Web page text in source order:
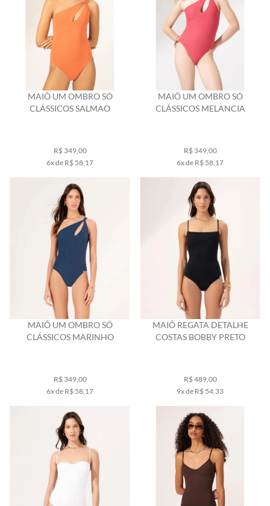
MAIÔ UM OMBRO SÓ
CLÁSSICOS SALMAO
R$ 349,00
6x de R$ 58,17
MAIÔ UM OMBRO SÓ
CLÁSSICOS MELANCIA
R$ 349,00
6x de R$ 58,17
MAIÔ UM OMBRO SÓ
CLÁSSICOS MARINHO
R$ 349,00
6x de R$ 58,17
MAIÔ REGATA DETALHE
COSTAS BOBBY PRETO
R$ 489,00
9x de R$ 54,33